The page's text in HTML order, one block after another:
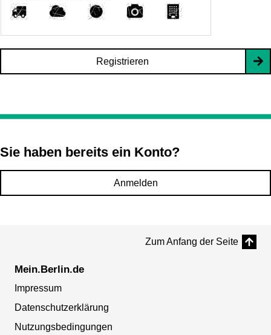
Registrieren
Sie haben bereits ein Konto?
Anmelden
Zum Anfang der Seite
Mein.Berlin.de
Impressum
Datenschutzerklärung
Nutzungsbedingungen